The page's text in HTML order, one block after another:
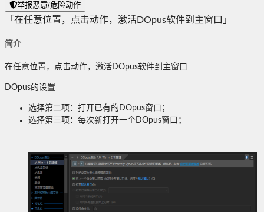
举报恶意/危险动作
「在任意位置，点击动作，激活DOpus软件到主窗口」
简介
在任意位置，点击动作，激活DOpus软件到主窗口
DOpus的设置
选择第二项：打开已有的DOpus窗口；
选择第三项：每次新打开一个DOpus窗口；